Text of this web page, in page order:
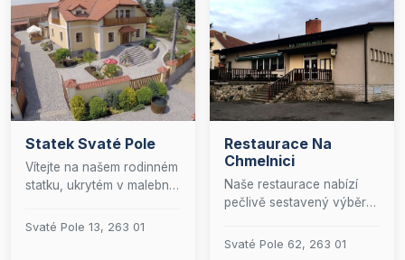
Statek Svaté Pole
Vítejte na našem rodinném
statku, ukrytém v malebné
Prahy. Tady se můžete
Svaté Pole 13, 263 01
Restaurace Na
Chmelnici
Naše restaurace nabízí
pečlivě sestavený výběr
doplněný širokým
Svaté Pole 62, 263 01